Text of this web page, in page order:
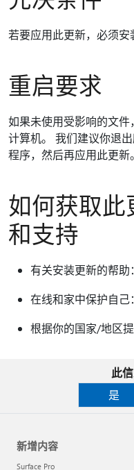
若要应用此更新，必须安
重启要求
如果未使用受影响的文
计算机。 我们建议你退
程序，然后再应用此更新。
如何获取此
和支持
有关安装更新的帮助：
在线和家中保护自己：
根据你的国家/地区
此
是
新增内容
Surface Pro